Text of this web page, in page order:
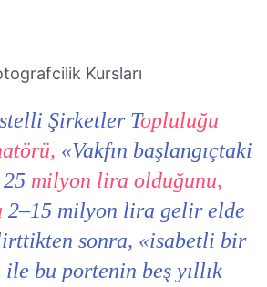
Kursları
Şirketler Topluluğu
«Vakfın başlangıçtaki
25 milyon lira olduğunu,
2–15 milyon lira gelir elde
sonra, «isabetli bir
bu portenin beş yıllık